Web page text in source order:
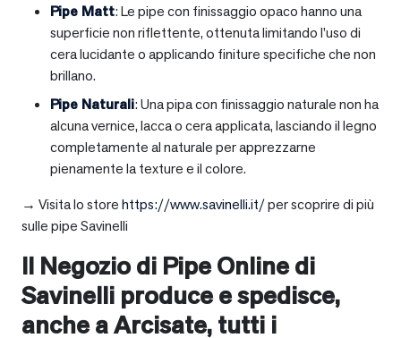
Pipe Matt: Le pipe con finissaggio opaco hanno una
superficie non riflettente, ottenuta limitando l’uso di
cera lucidante o applicando finiture specifiche che non
brillano.
Pipe Naturali: Una pipa con finissaggio naturale non ha
alcuna vernice, lacca o cera applicata, lasciando il legno
completamente al naturale per apprezzarne
pienamente la texture e il colore.
→ Visita lo storehttps://www.savinelli.it/per scoprire di più
sulle pipe Savinelli
Il Negozio di Pipe Online di
Savinelli produce e spedisce,
anche aArcisate, tutti i